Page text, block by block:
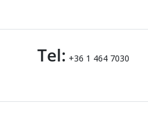
Tel: +36 1 464 7030